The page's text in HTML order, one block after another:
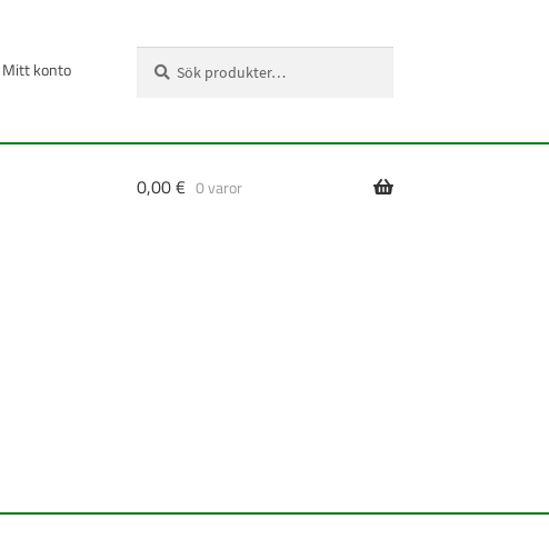
Mitt konto
efter:
0,00€ 0 varor